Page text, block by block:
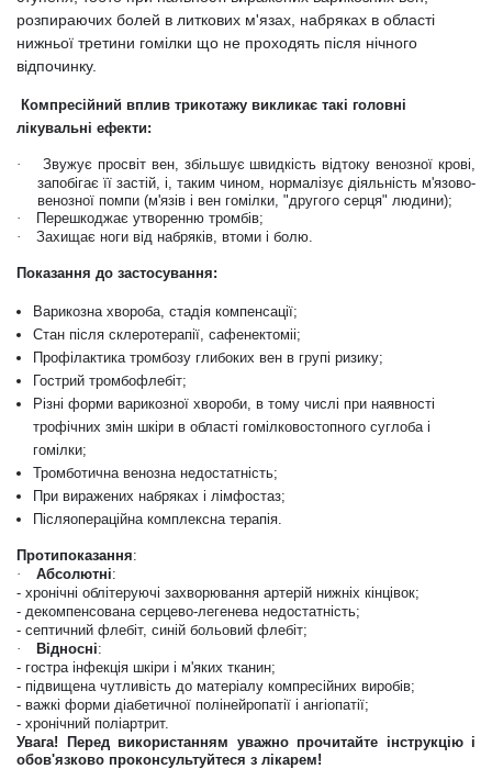
розпираючих болей в литкових м'язах, набряках в області
нижньої третини гомілки що не проходять після нічного
відпочинку.
Компресійний вплив трикотажу викликає такі головні
лікувальні ефекти:
·
Звужує просвіт вен, збільшує швидкість відтоку венозної крові,
запобігає її застій, і, таким чином, нормалізує діяльність м'язово-
венозної помпи (м'язів і вен гомілки, "другого серця" людини);
·
Перешкоджає утворенню тромбів;
·
Захищає ноги від набряків, втоми і болю.
Показання до застосування:
Варикозна хвороба, стадія компенсації;
Стан після склеротерапії, сафенектоміі;
Профілактика тромбозу глибоких вен в групі ризику;
Гострий тромбофлебіт;
Різні форми варикозної хвороби, в тому числі при наявності
трофічних змін шкіри в області гомілковостопного суглоба і
гомілки;
Тромботична венозна недостатність;
При виражених набряках і лімфостаз;
Післяопераційна комплексна терапія.
Протипоказання:
·
Абсолютні:
- хронічні облітеруючі захворювання артерій нижніх кінцівок;
- декомпенсована серцево-легенева недостатність;
- септичний флебіт, синій больовий флебіт;
·
Відносні:
- гостра інфекція шкіри і м'яких тканин;
- підвищена чутливість до матеріалу компресійних виробів;
- важкі форми діабетичної полінейропатії і ангіопатії;
- хронічний поліартрит.
Увага! Перед використанням уважно прочитайте інструкцію і
обов'язково проконсультуйтеся з лікарем!